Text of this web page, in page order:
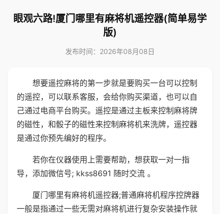
眼观六路!厦门哪里有麻将机遥控器(简单易学
版)
发布时间：2026年08月08日
想要遥控麻将的第一步就是要购买一台可以控制
的遥控，可以联系客服，会给你购买渠道，也可以自
己通过电商平台购买。遥控是通过主板来控制麻将牌
的磁性，和骰子的磁性来控制麻将机来洗牌，遥控器
是通过你预先编好的程序。
若你在仪器使用上需要帮助，想获取一对一指
导，添加微信号; kkss8691 随时交流 。
厦门哪里有麻将机遥控器;普通麻将机程序控牌器
一般是指通过一些无需对麻将机进行复杂安装操作就